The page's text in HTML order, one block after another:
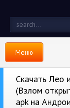
Меню
Скачать Лео
(Взлом
apk на